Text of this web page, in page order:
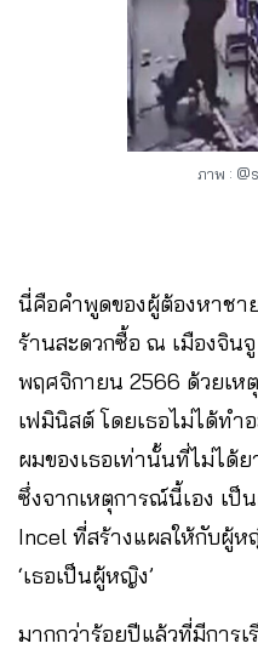
ภาพ :
นี่คือคำพูดของผู้ต้องหาช
ร้านสะดวกซื้อ ณ เมืองจิน
พฤศจิกายน 2566 ด้วยเห
เฟมินิสต์ โดยเธอไม่ได้ทำ
ผมของเธอเท่านั้นที่ไม่ได้
ซึ่งจากเหตุการณ์นี้เอง เป็
Incel ที่สร้างแผลให้กับผู้ห
‘เธอเป็นผู้หญิง’
มากกว่าร้อยปีแล้วที่มีการ